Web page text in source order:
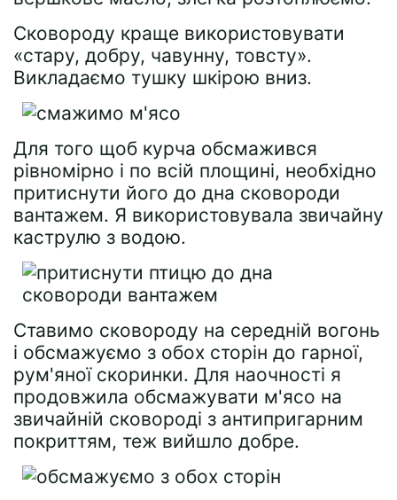
Сковороду краще використовувати
«стару, добру, чавунну, товсту».
Викладаємо тушку шкірою вниз.
Для того щоб курча обсмажився
рівномірно і по всій площині, необхідно
притиснути його до дна сковороди
вантажем. Я використовувала звичайну
каструлю з водою.
Ставимо сковороду на середній вогонь
і обсмажуємо з обох сторін до гарної,
рум'яної скоринки. Для наочності я
продовжила обсмажувати м'ясо на
звичайній сковороді з антипригарним
покриттям, теж вийшло добре.